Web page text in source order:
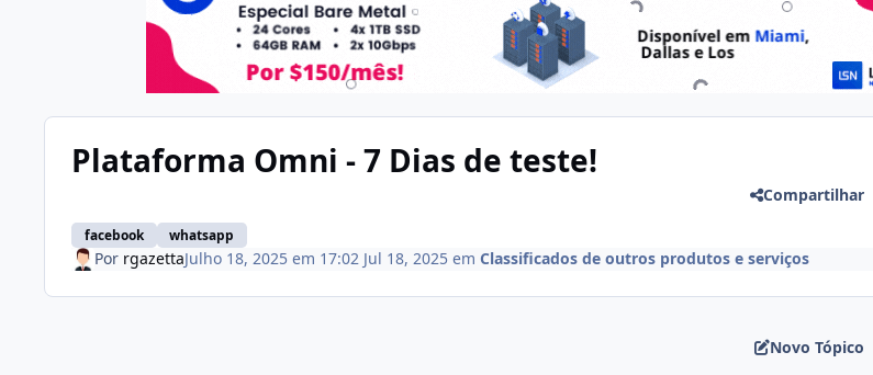
Plataforma Omni - 7 Dias de teste!
facebook whatsapp
Compartilhar
Por rgazettaJulho 18, 2025 em 17:02 Jul 18, 2025em Classificados de outros produtos e serviços
Novo Tópico